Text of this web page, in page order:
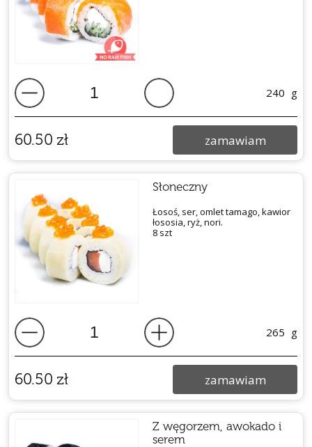
240 g
60.50 zł zamawiam
Słoneczny
Łosoś, ser, omlet tamago, kawior
łososia, ryż, nori.
8 szt
265 g
60.50 zł zamawiam
Z węgorzem, awokado i
serem